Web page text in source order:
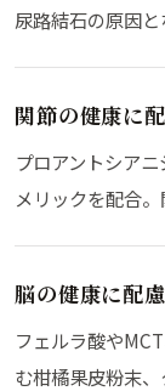
尿路結石の原因と
関節の健康に
プロアントシア
メリックを配合
脳の健康に配慮
フェルラ酸や
む柑橘果皮粉末